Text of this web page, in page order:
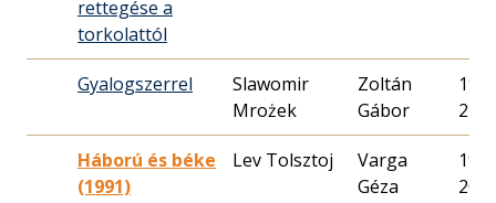
rettegése a
torkolattól
Gyalogszerrel
Slawomir
Mrożek
Zoltán
Gábor
22.
Háború és béke
(1991)
Lev Tolsztoj
Varga
Géza
20.